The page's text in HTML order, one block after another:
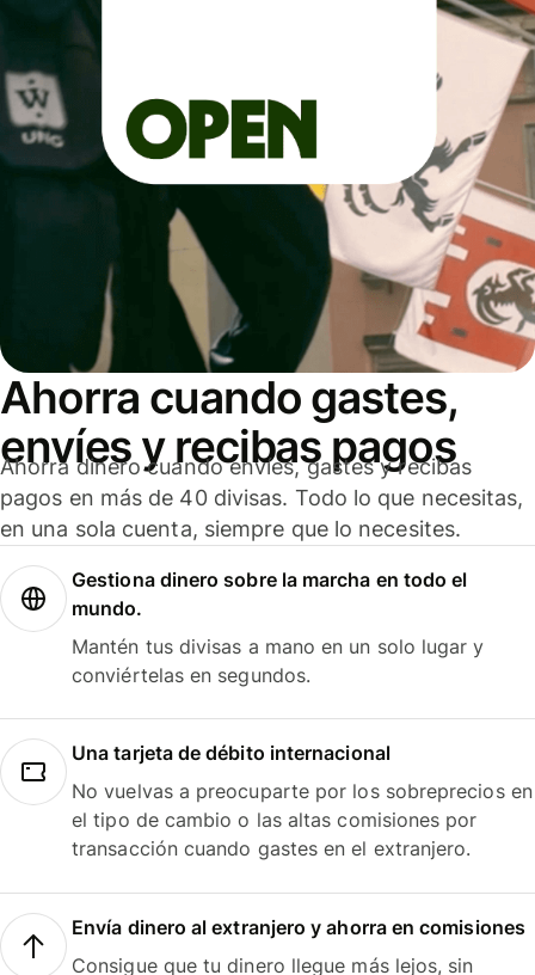
Ahorra cuando gastes,
envíes y recibas pagos
Ahorra dinero cuando envíes, gastes y recibas
pagos en más de 40 divisas. Todo lo que necesitas,
en una sola cuenta, siempre que lo necesites.
Gestiona dinero sobre la marcha en todo el
mundo.
Mantén tus divisas a mano en un solo lugar y
conviértelas en segundos.
Una tarjeta de débito internacional
No vuelvas a preocuparte por los sobreprecios en
el tipo de cambio o las altas comisiones por
transacción cuando gastes en el extranjero.
Envía dinero al extranjero y ahorra en comisiones
Consigue que tu dinero llegue más lejos, sin